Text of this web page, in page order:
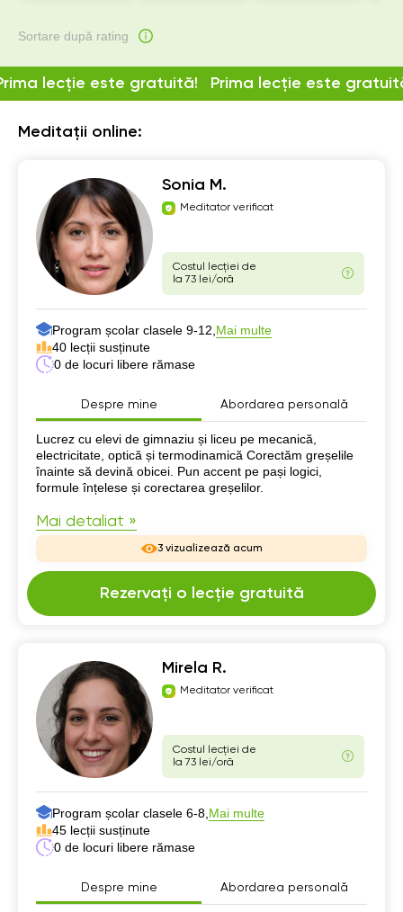
Meditații online:
Sonia M.
Meditator verificat
Costul lecției de
la 73 lei/oră
Program școlar clasele 9-12, Mai multe
40 lecții susținute
0 de locuri libere rămase
Despre mine Abordarea personală
Despre mine
Lucrez cu elevi de gimnaziu și liceu pe mecanică,
electricitate, optică și termodinamică Corectăm greșelile
înainte să devină obicei. Pun accent pe pași logici,
formule înțelese și corectarea greșelilor.
Mai detaliat »
3 vizualizează acum
Rezervați o lecție gratuită
Mirela R.
Meditator verificat
Costul lecției de
la 73 lei/oră
Program școlar clasele 6-8, Mai multe
45 lecții susținute
0 de locuri libere rămase
Despre mine Abordarea personală
lecție este gratuită! Prima lecție este
Sortare după rating